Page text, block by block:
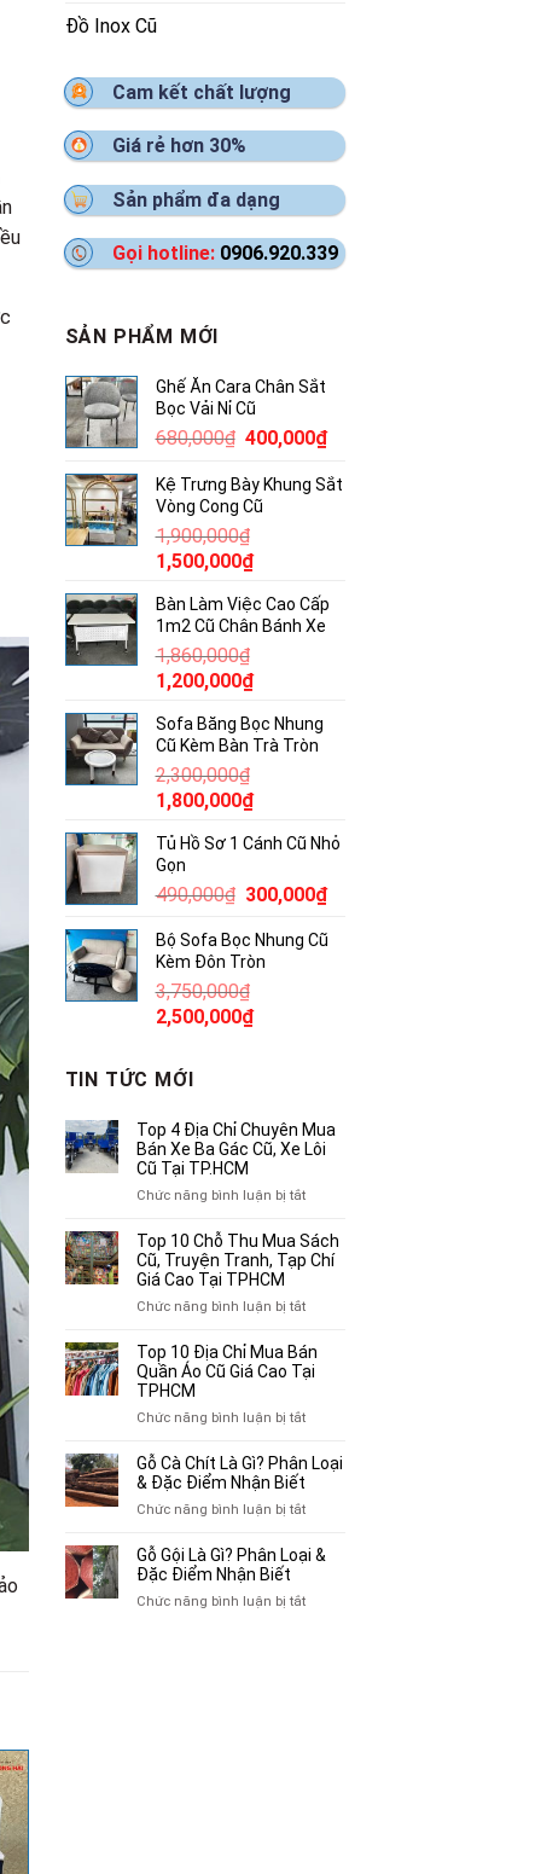
Đồ Inox Cũ
Cam kết chất lượng
Giá rẻ hơn 30%
Sản phẩm đa dạng
Gọi hotline: 0906.920.339
SẢN PHẨM MỚI
Ghế Ăn Cara Chân Sắt
Bọc Vải Nỉ Cũ
680,000₫ Giá
là:
680,000₫.
400,000₫Giá
tại
Kệ Trưng Bày Khung Sắt
Vòng Cong Cũ
1,900,000₫
Giá
là:
1,900,000₫.
1,500,000₫Giá
tại
là:
Bàn Làm Việc Cao Cấp
1m2 Cũ Chân Bánh Xe
1,860,000₫
Giá
là:
1,860,000₫.
1,200,000₫Giá
tại
là:
Sofa Băng Bọc Nhung
Cũ Kèm Bàn Trà Tròn
2,300,000₫
Giá
là:
2,300,000₫.
1,800,000₫Giá
tại
1,800,000₫.
Tủ Hồ Sơ 1 Cánh Cũ Nhỏ
Gọn
490,000₫ Giá
là:
490,000₫.
300,000₫Giá
tại
Bộ Sofa Bọc Nhung Cũ
Kèm Đôn Tròn
3,750,000₫
Giá
là:
3,750,000₫.
2,500,000₫Giá
2,500,000₫.
TIN TỨC MỚI
Top 4 Địa Chỉ Chuyên Mua
Bán Xe Ba Gác Cũ, Xe Lôi
Cũ Tại TP.HCM
Chức năng bình luận bị tắtở
4
Địa
Xe
Ba
Cũ,
Lôi
Cũ
Tại
Top 10 Chỗ Thu Mua Sách
Cũ, Truyện Tranh, Tạp Chí
Giá Cao Tại TPHCM
Chức năng bình luận bị tắtở
10
Chỗ
Truyện
Tranh,
Tạp
Giá
Tại
Top 10 Địa Chỉ Mua Bán
Quần Áo Cũ Giá Cao Tại
TPHCM
Chức năng bình luận bị tắtở
10
Địa
Mua
Quần
Cũ
Gỗ Cà Chít Là Gì? Phân Loại
& Đặc Điểm Nhận Biết
Chức năng bình luận bị tắtở
Cà
Gì?
Gỗ Gội Là Gì? Phân Loại &
Đặc Điểm Nhận Biết
Chức năng bình luận bị tắtở